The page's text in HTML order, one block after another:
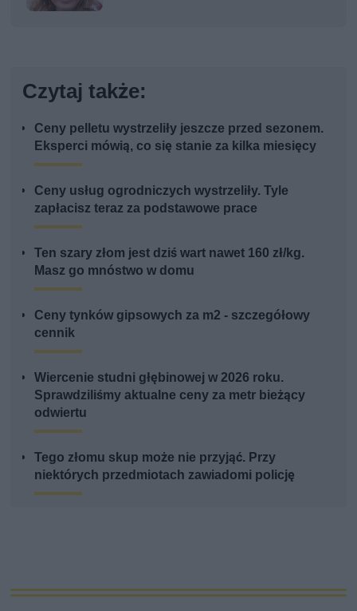
Czytaj także:
Ceny pelletu wystrzeliły jeszcze przed sezonem.
Eksperci mówią, co się stanie za kilka miesięcy
Ceny usług ogrodniczych wystrzeliły. Tyle
zapłacisz teraz za podstawowe prace
Ten szary złom jest dziś wart nawet 160 zł/kg.
Masz go mnóstwo w domu
Ceny tynków gipsowych za m2 - szczegółowy
cennik
Wiercenie studni głębinowej w 2026 roku.
Sprawdziliśmy aktualne ceny za metr bieżący
odwiertu
Tego złomu skup może nie przyjąć. Przy
niektórych przedmiotach zawiadomi policję